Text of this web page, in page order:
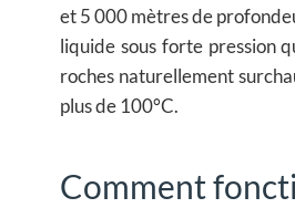
et 5 000 mètres de
liquide sous forte pression
roches naturellement
plus de 100°C.
Comment